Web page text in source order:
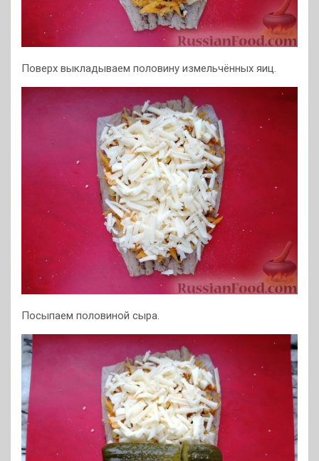
Поверх выкладываем половину измельчённых яиц.
Посыпаем половиной сыра.